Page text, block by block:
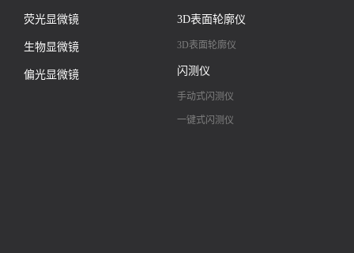
荧光显微镜
生物显微镜
偏光显微镜
3D表面轮廓仪
3D表面轮廓仪
闪测仪
手动式闪测仪
一键式闪测仪